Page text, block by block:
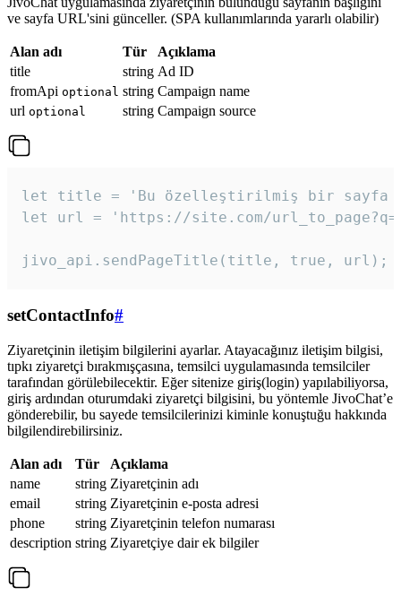
ve sayfa URL'sini günceller. (SPA kullanımlarında yararlı olabilir)
Alan adı Tür
Açıklama
title
string Ad ID
fromApi optional string Campaign name
url optional string Campaign source
let title = 'Bu özelleştirilmiş bir sayfa
let url = 'https://site.com/
jivo_api.sendPageTitle(title, true, url);
setContactInfo#
Ziyaretçinin iletişim bilgilerini ayarlar. Atayacağınız iletişim bilgisi,
tıpkı ziyaretçi bırakmışçasına, temsilci uygulamasında temsilciler
tarafından görülebilecektir. Eğer sitenize giriş(login) yapılabiliyorsa,
giriş ardından oturumdaki ziyaretçi bilgisini, bu yöntemle JivoChat’e
gönderebilir, bu sayede temsilcilerinizi kiminle konuştuğu hakkında
bilgilendirebilirsiniz.
Alan adı Tür
Açıklama
name
string Ziyaretçinin adı
email
string Ziyaretçinin e-posta adresi
phone
string Ziyaretçinin telefon numarası
description string Ziyaretçiye dair ek bilgiler